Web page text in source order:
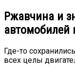
Ржавчина и
автомобилей
Где-то
всех целы